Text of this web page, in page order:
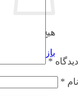
هیچ محصولی
بازگشت به
دیدگاه *
نام *